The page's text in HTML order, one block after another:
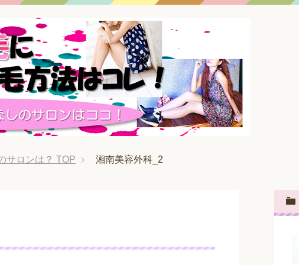
サロンは？ TOP 湘南美容外科_2